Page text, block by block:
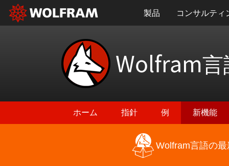
製品 コンサルティ
Wolfram言
ホーム 指針 例 新機能
Wolfram言語の